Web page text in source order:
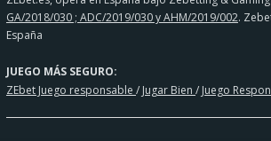
GA/2018/030 ; ADC/2019/030 y AHM/2019/002.
España
JUEGO MÁS SEGURO:
ZEbet Juego responsable / Jugar Bien / Juego